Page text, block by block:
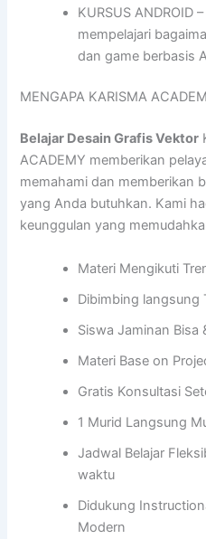
KURSUS ANDROID
mempelajari
dan game berbasis
MENGAPA KARISMA
Belajar Desain Grafis Vektor
ACADEMY memberikan
memahami dan memberikan
yang Anda butuhkan. Kami
keunggulan yang
Materi Mengikuti
Dibimbing langsung
Siswa Jaminan Bisa
Materi Base on
Gratis Konsultasi
1 Murid Langsung
Jadwal Belajar
waktu
Didukung
Modern